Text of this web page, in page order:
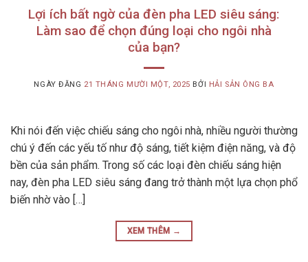
Lợi ích bất ngờ của đèn pha LED siêu sáng:
Làm sao để chọn đúng loại cho ngôi nhà
của bạn?
NGÀY ĐĂNG 21 THÁNG MƯỜI MỘT, 2025 BỞI HẢI SẢN ÔNG BA
Khi nói đến việc chiếu sáng cho ngôi nhà, nhiều người thường
chú ý đến các yếu tố như độ sáng, tiết kiệm điện năng, và độ
bền của sản phẩm. Trong số các loại đèn chiếu sáng hiện
nay, đèn pha LED siêu sáng đang trở thành một lựa chọn phổ
biến nhờ vào […]
XEM THÊM →